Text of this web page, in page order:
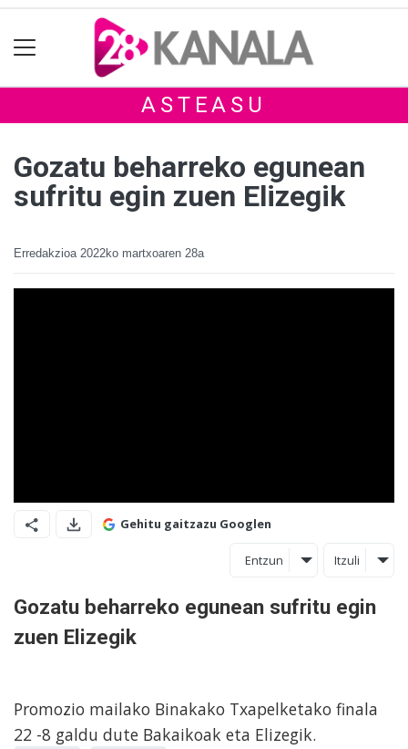
ASTEASU
Gozatu beharreko egunean
sufritu egin zuen Elizegik
Erredakzioa 2022ko martxoaren 28a
Gehitu gaitzazu Googlen
Entzun Itzuli
Gozatu beharreko egunean sufritu egin
zuen Elizegik
Promozio mailako Binakako Txapelketako finala
22 -8 galdu dute Bakaikoak eta Elizegik.